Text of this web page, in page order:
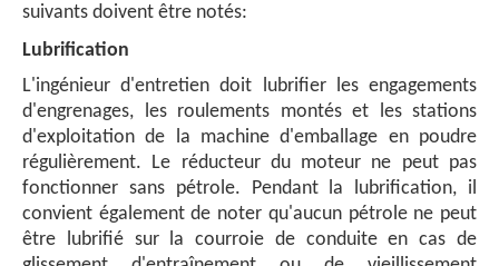
suivants doivent être notés:
Lubrification
L'ingénieur d'entretien doit lubrifier les engagements
d'engrenages, les roulements montés et les stations
d'exploitation de la machine d'emballage en poudre
régulièrement. Le réducteur du moteur ne peut pas
fonctionner sans pétrole. Pendant la lubrification, il
convient également de noter qu'aucun pétrole ne peut
être lubrifié sur la courroie de conduite en cas de